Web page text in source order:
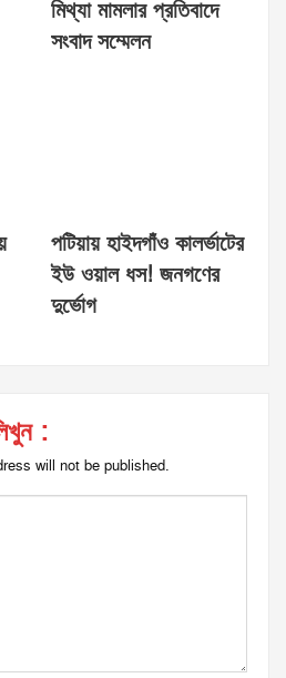
মিথ্যা মামলার প্রতিবাদে
সংবাদ সম্মেলন
পটিয়ায় হাইদগাঁও কালর্ভাটের
ইউ ওয়াল ধস! জনগণের
দুর্ভোগ
:
will not be published.